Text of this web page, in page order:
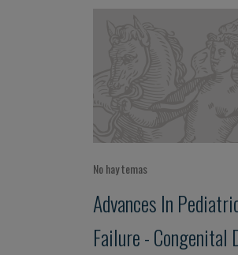
No hay temas
Advances In
Failure - Congenital